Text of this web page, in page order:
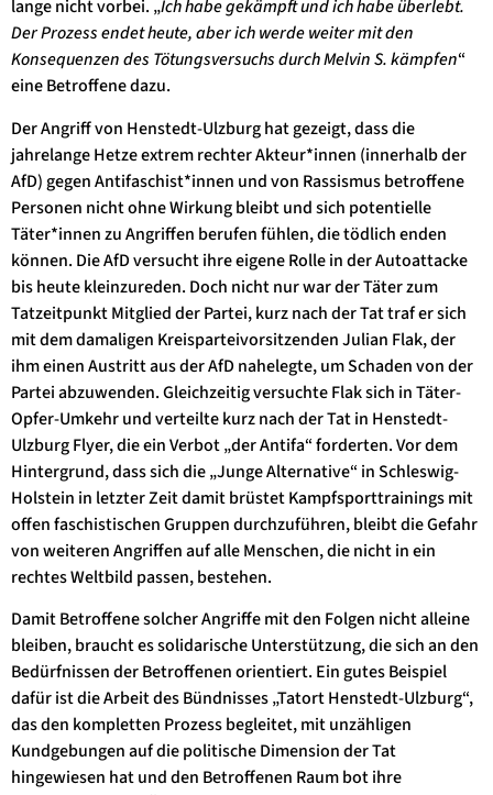
lange nicht vorbei. „Ich habe gekämpft und ich habe überlebt.
Der Prozess endet heute, aber ich werde weiter mit den
Konsequenzen des Tötungsversuchs durch Melvin S. kämpfen“
eine Betroffene dazu.
Der Angriff von Henstedt-Ulzburg hat gezeigt, dass die
jahrelange Hetze extrem rechter Akteur*innen (innerhalb der
AfD) gegen Antifaschist*innen und von Rassismus betroffene
Personen nicht ohne Wirkung bleibt und sich potentielle
Täter*innen zu Angriffen berufen fühlen, die tödlich enden
können. Die AfD versucht ihre eigene Rolle in der Autoattacke
bis heute kleinzureden. Doch nicht nur war der Täter zum
Tatzeitpunkt Mitglied der Partei, kurz nach der Tat traf er sich
mit dem damaligen Kreisparteivorsitzenden Julian Flak, der
ihm einen Austritt aus der AfD nahelegte, um Schaden von der
Partei abzuwenden. Gleichzeitig versuchte Flak sich in Täter-
Opfer-Umkehr und verteilte kurz nach der Tat in Henstedt-
Ulzburg Flyer, die ein Verbot „der Antifa“ forderten. Vor dem
Hintergrund, dass sich die „Junge Alternative“ in Schleswig-
Holstein in letzter Zeit damit brüstet Kampfsporttrainings mit
offen faschistischen Gruppen durchzuführen, bleibt die Gefahr
von weiteren Angriffen auf alle Menschen, die nicht in ein
rechtes Weltbild passen, bestehen.
Damit Betroffene solcher Angriffe mit den Folgen nicht alleine
bleiben, braucht es solidarische Unterstützung, die sich an den
Bedürfnissen der Betroffenen orientiert. Ein gutes Beispiel
dafür ist die Arbeit des Bündnisses „Tatort Henstedt-Ulzburg“,
das den kompletten Prozess begleitet, mit unzähligen
Kundgebungen auf die politische Dimension der Tat
hingewiesen hat und den Betroffenen Raum bot ihre